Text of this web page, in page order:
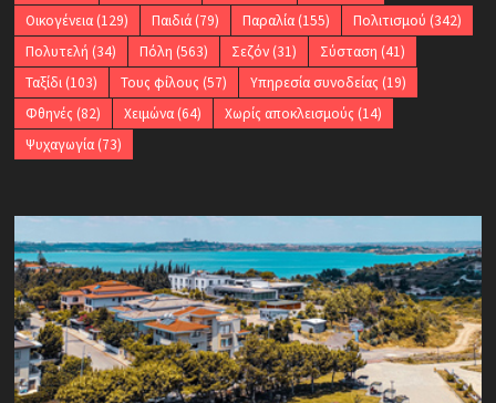
Οικογένεια(129) Παιδιά(79) Παραλία(155) Πολιτισμού (342)
Πολυτελή (34) Πόλη (563) Σεζόν(31) Σύσταση (41)
Ταξίδι(103) Τους φίλους (57) Υπηρεσία συνοδείας (19)
Φθηνές (82) Χειμώνα(64) Χωρίς αποκλεισμούς (14)
Ψυχαγωγία(73)